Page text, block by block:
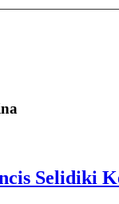
Selidiki